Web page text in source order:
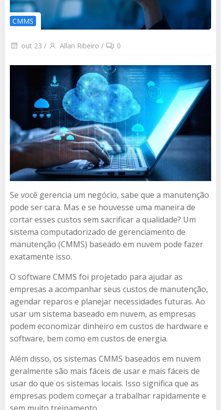
CMMS
out 23 / Allan Ribeiro / 0
Se você gerencia um negócio, sabe que a manutenção
pode ser cara. Mas e se houvesse uma maneira de
cortar esses custos sem sacrificar a qualidade? Um
sistema computadorizado de gerenciamento de
manutenção (CMMS) baseado em nuvem pode fazer
exatamente isso.
O software CMMS foi projetado para ajudar as
empresas a acompanhar seus custos de manutenção,
agendar reparos e planejar necessidades futuras. Ao
usar um sistema baseado em nuvem, as empresas
podem economizar dinheiro em custos de hardware e
software, bem como em custos de energia.
Além disso, os sistemas CMMS baseados em nuvem
geralmente são mais fáceis de usar e mais fáceis de
usar do que os sistemas locais. Isso significa que as
empresas podem começar a trabalhar rapidamente e